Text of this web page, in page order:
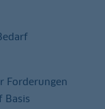
Forderungen
Basis